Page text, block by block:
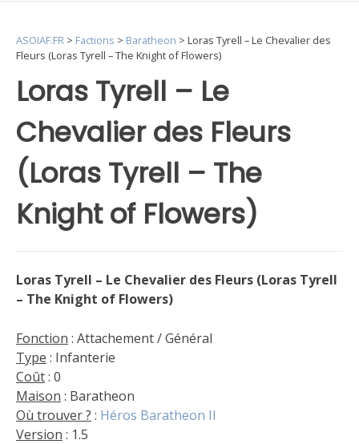
Loras Tyrell – Le
Chevalier des Fleurs
(Loras Tyrell – The
Knight of Flowers)
ASOIAF.FR > Factions > Baratheon > Loras Tyrell – Le Chevalier des
Fleurs (Loras Tyrell – The Knight of Flowers)
Loras Tyrell – Le Chevalier des Fleurs (Loras Tyrell
– The Knight of Flowers)
Fonction : Attachement / Général
Type : Infanterie
Coût: 0
Maison : Baratheon
Où trouver ? : Héros Baratheon II
Version : 1.5